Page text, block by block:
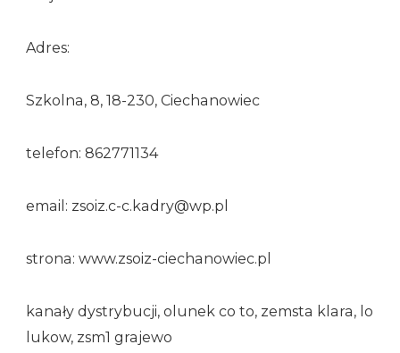
Adres:
Szkolna, 8, 18-230, Ciechanowiec
telefon: 862771134
email: zsoiz.c-c.kadry@wp.pl
strona: www.zsoiz-ciechanowiec.pl
kanały dystrybucji, olunek co to, zemsta klara, lo
lukow, zsm1 grajewo